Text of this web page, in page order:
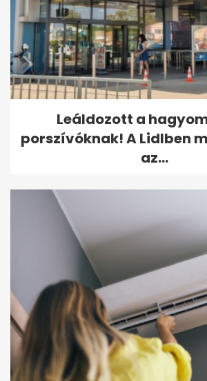
Leáldozott a
porszívóknak! A Lidlben
az...